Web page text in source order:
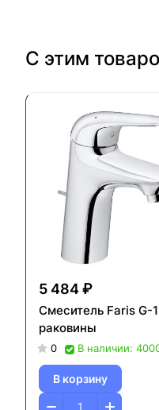
С этим
5 484 ₽
Смеситель Faris G-
раковины
0 В наличии:
В корзину